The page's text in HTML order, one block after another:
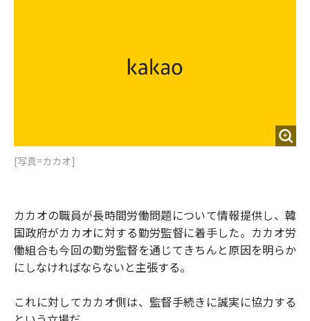
[写真=カカオ]
カカオの職員が長時間労働問題について情報提供し、韓
国政府がカカオに対する勤労監督に着手した。カカオ労
働組合も今回の勤労監督を通じてきちんと原因を明らか
にしなければならないと主張する。
これに対してカカオ側は、監督手続きに誠実に協力する